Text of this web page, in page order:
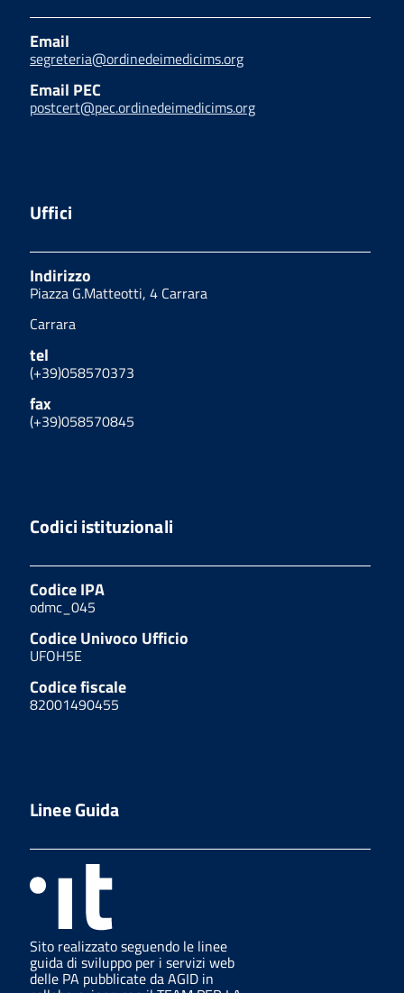
Email
segreteria@ordinedeimedicims.org
Email PEC
postcert@pec.ordinedeimedicims.org
Uffici
Indirizzo
Piazza G.Matteotti, 4 Carrara
Carrara
tel
(+39)058570373
fax
(+39)058570845
Codici istituzionali
Codice IPA
odmc_045
Codice Univoco Ufficio
UFOH5E
Codice fiscale
82001490455
Linee Guida
Sito realizzato seguendo le linee
guida di sviluppo per i servizi web
delle PA pubblicate da AGID in